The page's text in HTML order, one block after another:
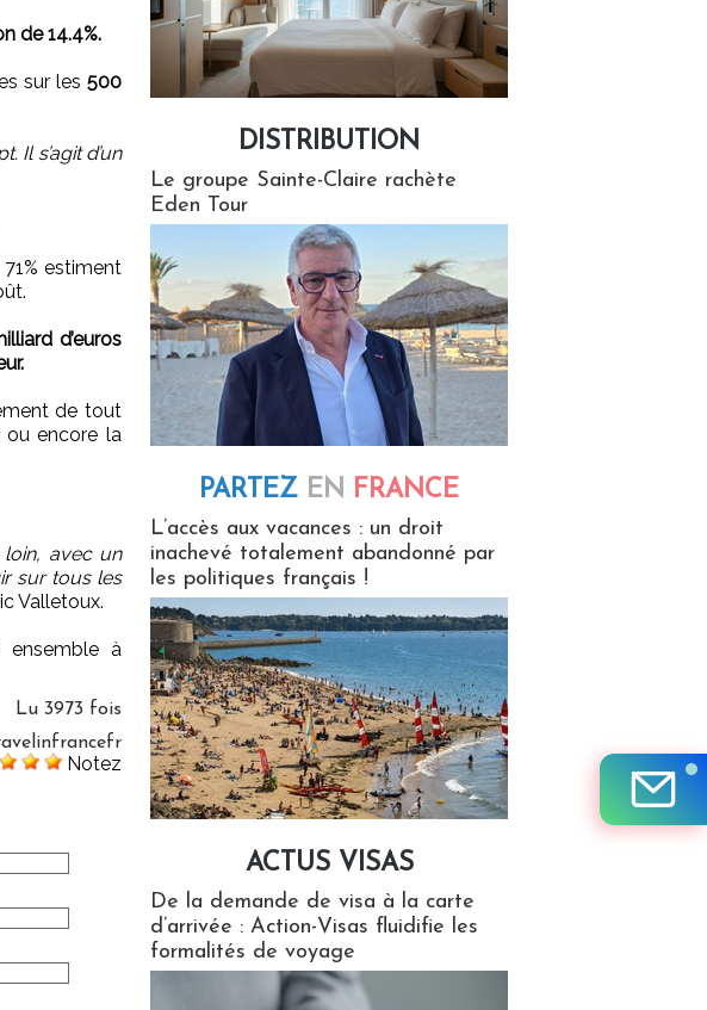
de 14.4%.
sur les 500
Il s’agit d’un
estiment
d’euros
de tout
encore la
avec un
sur tous les
Valletoux.
ensemble à
Lu 3973 fois
Notez
DISTRIBUTION
Le groupe Sainte-Claire rachète
Eden Tour
PARTEZ EN FRANCE
L’accès aux vacances : un droit
inachevé totalement abandonné par
les politiques français !
ACTUS VISAS
De la demande de visa à la carte
d’arrivée : Action-Visas fluidifie les
formalités de voyage